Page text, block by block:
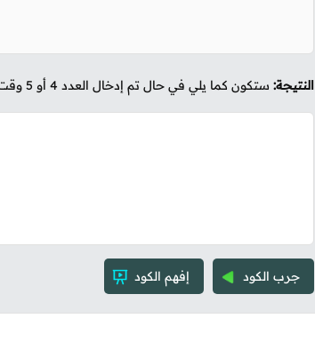
النتيجة: ستكون كما يلي في حال تم إدخال العدد 4 أو 5 وقت التشغيل.
جرب الكود إفهم الكود